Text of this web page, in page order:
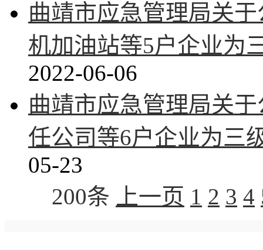
曲靖市应急管理局关
机加油站等5户企业为
2022-06-06
曲靖市应急管理局关
任公司等6户企业为三
05-23
200条
上一页 1 2 3 4